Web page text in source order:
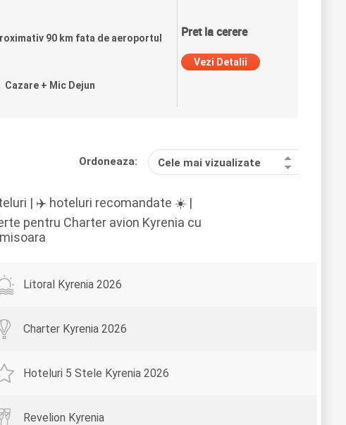
Pret la cerere
Vezi Detalii
90 km fata de aeroportul
Cazare + Mic Dejun
Ordoneaza: Cele mai vizualizate
| ✈️ hoteluri recomandate ☀️ |
pentru Charter avion Kyrenia cu
Litoral Kyrenia 2026
Charter Kyrenia 2026
Hoteluri 5 Stele Kyrenia 2026
Revelion Kyrenia